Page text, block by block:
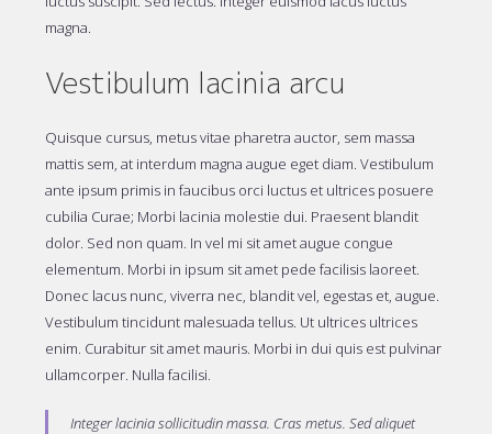
magna.
Vestibulum lacinia arcu
Quisque cursus, metus vitae pharetra auctor, sem massa
mattis sem, at interdum magna augue eget diam. Vestibulum
ante ipsum primis in faucibus orci luctus et ultrices posuere
cubilia Curae; Morbi lacinia molestie dui. Praesent blandit
dolor. Sed non quam. In vel mi sit amet augue congue
elementum. Morbi in ipsum sit amet pede facilisis laoreet.
Donec lacus nunc, viverra nec, blandit vel, egestas et, augue.
Vestibulum tincidunt malesuada tellus. Ut ultrices ultrices
enim. Curabitur sit amet mauris. Morbi in dui quis est pulvinar
ullamcorper. Nulla facilisi.
Integer lacinia sollicitudin massa. Cras metus. Sed aliquet